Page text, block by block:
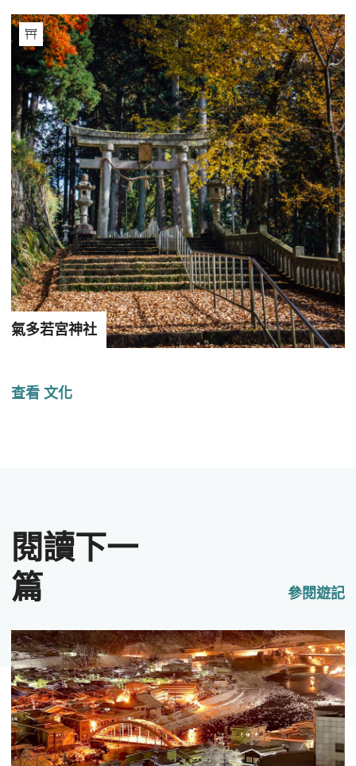
氣多若宮神社
查看 文化
閱讀下一
篇
參閱遊記